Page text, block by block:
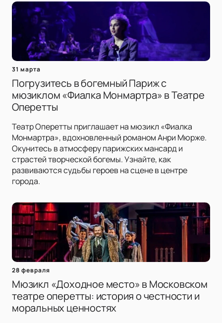
31 марта
Погрузитесь в богемный Париж с
мюзиклом «Фиалка Монмартра» в Театре
Оперетты
Театр Оперетты приглашает на мюзикл «Фиалка
Монмартра», вдохновленный романом Анри Мюрже.
Окунитесь в атмосферу парижских мансард и
страстей творческой богемы. Узнайте, как
развиваются судьбы героев на сцене в центре
города.
28 февраля
Мюзикл «Доходное место» в Московском
театре оперетты: история о честности и
моральных ценностях